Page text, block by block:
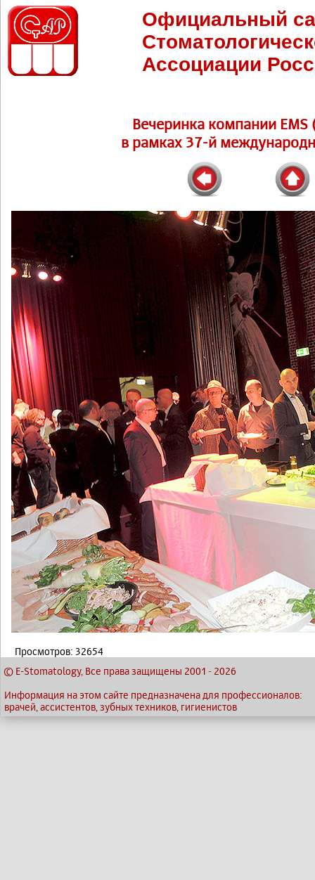
Официальный
Ассоциации
Вечеринка компании EMS
в рамках 37-й
Просмотров: 32654
© E-Stomatology, Все права защищены 2001 - 2026
Информация на этом сайте предназначена для профессионалов:
врачей, ассистентов, зубных техников, гигиенистов